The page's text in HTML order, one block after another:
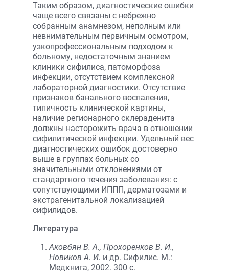
Таким образом, диагностические ошибки
чаще всего связаны с небрежно
собранным анамнезом, неполным или
невнимательным первичным осмотром,
узкопрофессиональным подходом к
больному, недостаточным знанием
клиники сифилиса, патоморфоза
инфекции, отсутствием комплексной
лабораторной диагностики. Отсутствие
признаков банального воспаления,
типичность клинической картины,
наличие регионарного склераденита
должны насторожить врача в отношении
сифилитической инфекции. Удельный вес
диагностических ошибок достоверно
выше в группах больных со
значительными отклонениями от
стандартного течения заболевания: с
сопутствующими ИППП, дерматозами и
экстрагенитальной локализацией
сифилидов.
Литература
Аковбян В. А., Прохоренков В. И.,
Новиков А. И. и др. Сифилис. М.:
Медкнига, 2002. 300 с.